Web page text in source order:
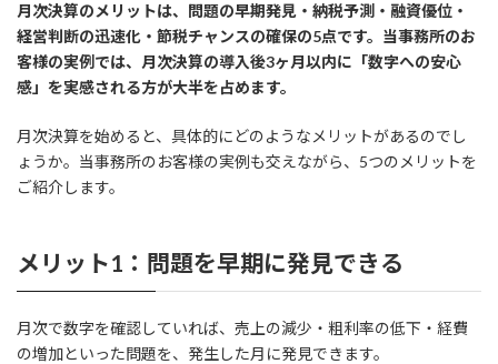
月次決算のメリットは、問題の早期発見・納税予測・融資優位・
経営判断の迅速化・節税チャンスの確保の5点です。当事務所のお
客様の実例では、月次決算の導入後3ヶ月以内に「数字への安心
感」を実感される方が大半を占めます。
月次決算を始めると、具体的にどのようなメリットがあるのでし
ょうか。当事務所のお客様の実例も交えながら、5つのメリットを
ご紹介します。
メリット1：問題を早期に発見できる
月次で数字を確認していれば、売上の減少・粗利率の低下・経費
の増加といった問題を、発生した月に発見できます。